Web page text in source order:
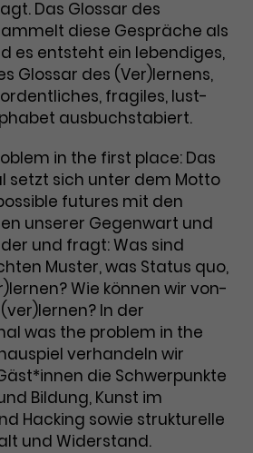
Minute an Google Analytics
Solange es gesetzt ist,
bestimmte
/ DoubleClick
Cookie dient der Anzeige
Werbung und
die Wirksamkeit von
über
Websites hinweg.
Das Glossar des
diese Gespräche als
es entsteht ein lebendiges,
Glossar des (Ver)lernens,
fragiles, lust-
ausbuchstabiert.
in the first place: Das
setzt sich unter dem Motto
futures mit den
unserer Gegenwart und
und fragt: Was sind
Muster, was Status quo,
Wie können wir von-
In der
was the problem in the
verhandeln wir
die Schwerpunkte
Bildung, Kunst im
Hacking sowie strukturelle
und Widerstand.